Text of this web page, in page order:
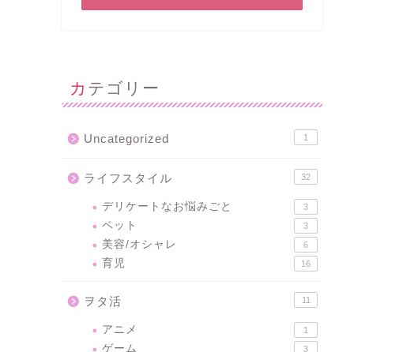
カテゴリー
Uncategorized 1
ライフスタイル 32
デリケートなお悩みごと 3
ペット 3
美容/オシャレ 6
育児 16
ヲタ活 11
アニメ 1
ゲーム 3